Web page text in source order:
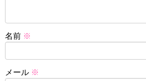
名前 ※
メール ※